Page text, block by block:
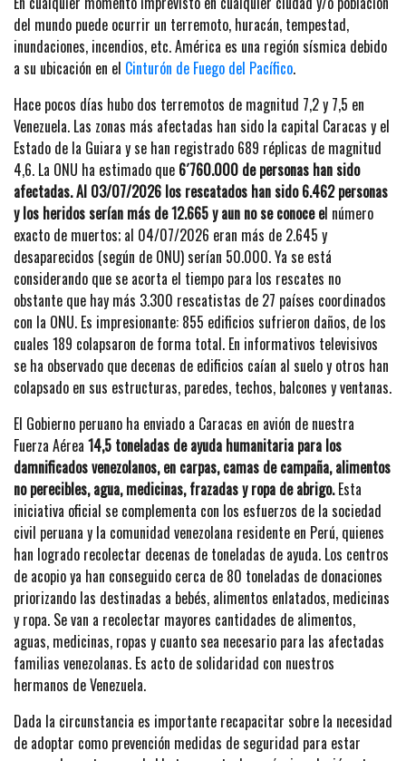
del mundo puede ocurrir un terremoto, huracán, tempestad,
inundaciones, incendios, etc. América es una región sísmica debido
a su ubicación en el Cinturón de Fuego del Pacífico.
Hace pocos días hubo dos terremotos de magnitud 7,2 y 7,5 en
Venezuela. Las zonas más afectadas han sido la capital Caracas y el
Estado de la Guiara y se han registrado 689 réplicas de magnitud
4,6. La ONU ha estimado que 6´760.000 de personas han sido
afectadas. Al 03/07/2026 los rescatados han sido 6.462 personas
y los heridos serían más de 12.665 y aun no se conoce el número
exacto de muertos; al 04/07/2026 eran más de 2.645 y
desaparecidos (según de ONU) serían 50.000. Ya se está
considerando que se acorta el tiempo para los rescates no
obstante que hay más 3.300 rescatistas de 27 países coordinados
con la ONU. Es impresionante: 855 edificios sufrieron daños, de los
cuales 189 colapsaron de forma total. En informativos televisivos
se ha observado que decenas de edificios caían al suelo y otros han
colapsado en sus estructuras, paredes, techos, balcones y ventanas.
El Gobierno peruano ha enviado a Caracas en avión de nuestra
Fuerza Aérea 14,5 toneladas de ayuda humanitaria para los
damnificados venezolanos, en carpas, camas de campaña, alimentos
no perecibles, agua, medicinas, frazadas y ropa de abrigo.Esta
iniciativa oficial se complementa con los esfuerzos de la sociedad
civil peruana y la comunidad venezolana residente en Perú, quienes
han logrado recolectar decenas de toneladas de ayuda. Los centros
de acopio ya han conseguido cerca de 80 toneladas de donaciones
priorizando las destinadas a bebés, alimentos enlatados, medicinas
y ropa. Se van a recolectar mayores cantidades de alimentos,
aguas, medicinas, ropas y cuanto sea necesario para las afectadas
familias venezolanas. Es acto de solidaridad con nuestros
hermanos de Venezuela.
Dada la circunstancia es importante recapacitar sobre la necesidad
de adoptar como prevención medidas de seguridad para estar